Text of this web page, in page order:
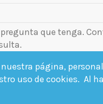
que tenga.
página,
uso de cookies. Al